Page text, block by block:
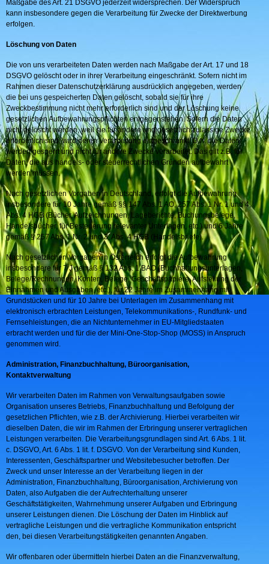
Maßgabe des Art. 21 DSGVO jederzeit widersprechen. Der Widerspruch
kann insbesondere gegen die Verarbeitung für Zwecke der Direktwerbung
erfolgen.
Löschung von Daten
Die von uns verarbeiteten Daten werden nach Maßgabe der Art. 17 und 18
DSGVO gelöscht oder in ihrer Verarbeitung eingeschränkt. Sofern nicht im
Rahmen dieser Datenschutzerklärung ausdrücklich angegeben, werden
die bei uns gespeicherten Daten gelöscht, sobald sie für ihre
Zweckbestimmung nicht mehr erforderlich sind und der Löschung keine
gesetzlichen Aufbewahrungspflichten entgegenstehen. Sofern die Daten
nicht gelöscht werden, weil sie für andere und gesetzlich zulässige Zwecke
erforderlich sind, wird deren Verarbeitung eingeschränkt. D.h. die Daten
werden gesperrt und nicht für andere Zwecke verarbeitet. Das gilt z.B. für
Daten, die aus handels- oder steuerrechtlichen Gründen aufbewahrt
werden müssen.
Nach gesetzlichen Vorgaben in Deutschland, erfolgt die Aufbewahrung
insbesondere für 10 Jahre gemäß §§ 147 Abs. 1 AO, 257 Abs. 1 Nr. 1 und 4,
Abs. 4 HGB (Bücher, Aufzeichnungen, Lageberichte, Buchungsbelege,
Handelsbücher, für Besteuerung relevanter Unterlagen, etc.) und 6 Jahre
gemäß § 257 Abs. 1 Nr. 2 und 3, Abs. 4 HGB (Handelsbriefe).
Nach gesetzlichen Vorgaben in Österreich erfolgt die Aufbewahrung
insbesondere für 7 J gemäß § 132 Abs. 1 BAO (Buchhaltungsunterlagen,
Belege/Rechnungen, Konten, Belege, Geschäftspapiere, Aufstellung der
Einnahmen und Ausgaben, etc.), für 22 Jahre im Zusammenhang mit
Grundstücken und für 10 Jahre bei Unterlagen im Zusammenhang mit
elektronisch erbrachten Leistungen, Telekommunikations-, Rundfunk- und
Fernsehleistungen, die an Nichtunternehmer in EU-Mitgliedstaaten
erbracht werden und für die der Mini-One-Stop-Shop (MOSS) in Anspruch
genommen wird.
Administration, Finanzbuchhaltung, Büroorganisation,
Kontaktverwaltung
Wir verarbeiten Daten im Rahmen von Verwaltungsaufgaben sowie
Organisation unseres Betriebs, Finanzbuchhaltung und Befolgung der
gesetzlichen Pflichten, wie z.B. der Archivierung. Hierbei verarbeiten wir
dieselben Daten, die wir im Rahmen der Erbringung unserer vertraglichen
Leistungen verarbeiten. Die Verarbeitungsgrundlagen sind Art. 6 Abs. 1 lit.
c. DSGVO, Art. 6 Abs. 1 lit. f. DSGVO. Von der Verarbeitung sind Kunden,
Interessenten, Geschäftspartner und Websitebesucher betroffen. Der
Zweck und unser Interesse an der Verarbeitung liegen in der
Administration, Finanzbuchhaltung, Büroorganisation, Archivierung von
Daten, also Aufgaben die der Aufrechterhaltung unserer
Geschäftstätigkeiten, Wahrnehmung unserer Aufgaben und Erbringung
unserer Leistungen dienen. Die Löschung der Daten im Hinblick auf
vertragliche Leistungen und die vertragliche Kommunikation entspricht
den, bei diesen Verarbeitungstätigkeiten genannten Angaben.
Wir offenbaren oder übermitteln hierbei Daten an die Finanzverwaltung,